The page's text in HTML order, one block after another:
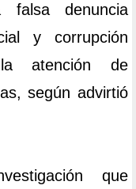
denuncia
y corrupción
atención de
según advirtió
que